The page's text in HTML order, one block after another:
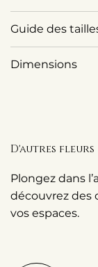
Guide des
Dimensions
D'autres fleurs
Plongez dans
découvrez des
vos espaces.